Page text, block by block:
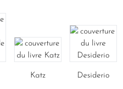
Katz Desiderio